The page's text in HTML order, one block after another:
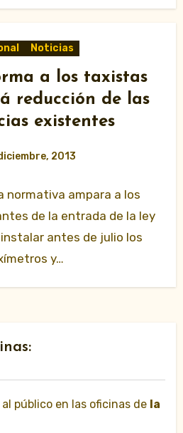
Noticias
a los taxistas
reducción de las
existentes
2013
normativa ampara a los
de la entrada de la ley
instalar antes de julio los
y…
público en las oficinas de la